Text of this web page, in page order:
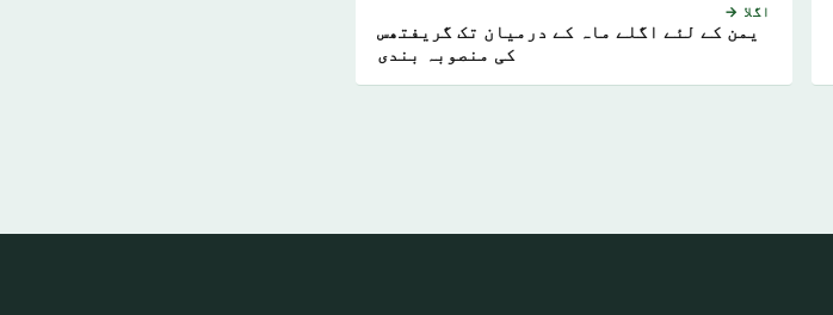
اگلا →
یمن کے لئے اگلے ماہ کے درمیان تک گریفتھس
کی منصوبہ بندی